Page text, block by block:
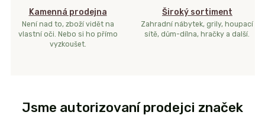
Kamenná prodejna
Není nad to, zboží vidět na
vlastní oči. Nebo si ho přímo
vyzkoušet.
Široký sortiment
Zahradní nábytek, grily, houpací
sítě, dům-dílna, hračky a další.
Jsme autorizovaní prodejci značek